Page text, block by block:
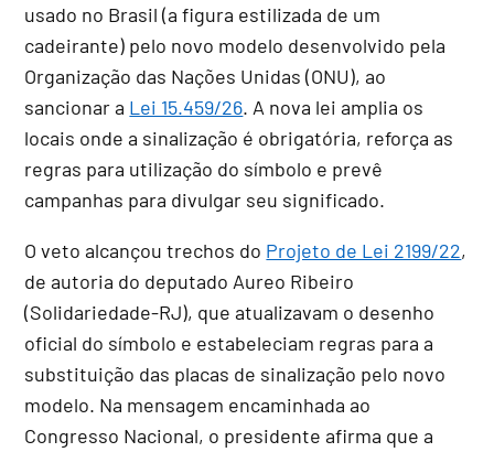
usado no Brasil (a figura estilizada de um
cadeirante) pelo novo modelo desenvolvido pela
Organização das Nações Unidas (ONU), ao
sancionar a Lei 15.459/26. A nova lei amplia os
locais onde a sinalização é obrigatória, reforça as
regras para utilização do símbolo e prevê
campanhas para divulgar seu significado.
O veto alcançou trechos do Projeto de Lei 2199/22,
de autoria do deputado Aureo Ribeiro
(Solidariedade-RJ), que atualizavam o desenho
oficial do símbolo e estabeleciam regras para a
substituição das placas de sinalização pelo novo
modelo. Na mensagem encaminhada ao
Congresso Nacional, o presidente afirma que a